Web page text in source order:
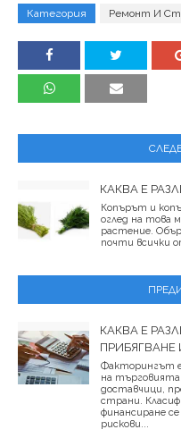
Категория Ремонт И
КАКВА Е
Копърът и
оглед на това
растение.
почти всички
КАКВА Е
ПРИБЯГВАНЕ
Факторингът
на
доставчици,
страни.
финансиране
рискови...